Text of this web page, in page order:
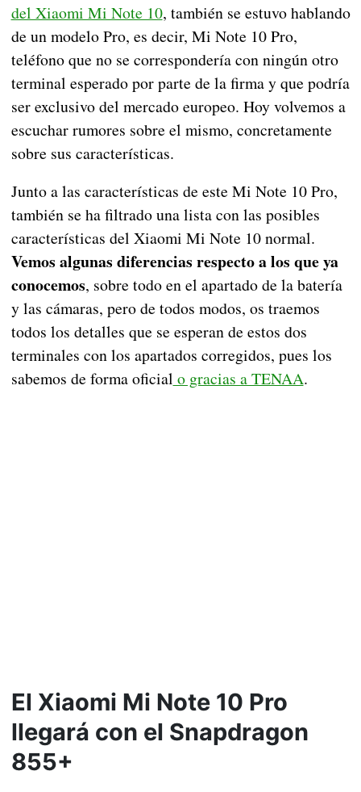
del Xiaomi Mi Note 10, también se estuvo hablando
de un modelo Pro, es decir, Mi Note 10 Pro,
teléfono que no se correspondería con ningún otro
terminal esperado por parte de la firma y que podría
ser exclusivo del mercado europeo. Hoy volvemos a
escuchar rumores sobre el mismo, concretamente
sobre sus características.
Junto a las características de este Mi Note 10 Pro,
también se ha filtrado una lista con las posibles
características del Xiaomi Mi Note 10 normal.
Vemos algunas diferencias respecto a los que ya
conocemos, sobre todo en el apartado de la batería
y las cámaras, pero de todos modos, os traemos
todos los detalles que se esperan de estos dos
terminales con los apartados corregidos, pues los
sabemos de forma oficial o gracias a TENAA.
El Xiaomi Mi Note 10 Pro
llegará con el Snapdragon
855+